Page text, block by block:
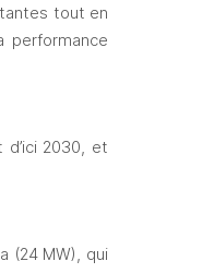
tout en
performance
2030, et
(24 MW), qui